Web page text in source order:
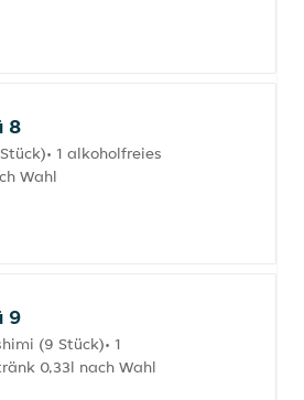
8
1 alkoholfreies
Wahl
9
(9 Stück)• 1
0,33l nach Wahl